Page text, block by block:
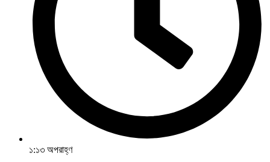
১:১৩ অপরাহ্ণ